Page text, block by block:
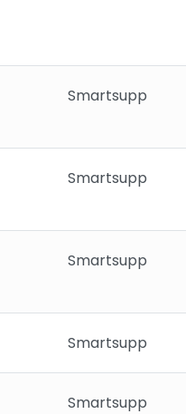
Smartsupp
Smartsupp
Smartsupp
Smartsupp
Smartsupp